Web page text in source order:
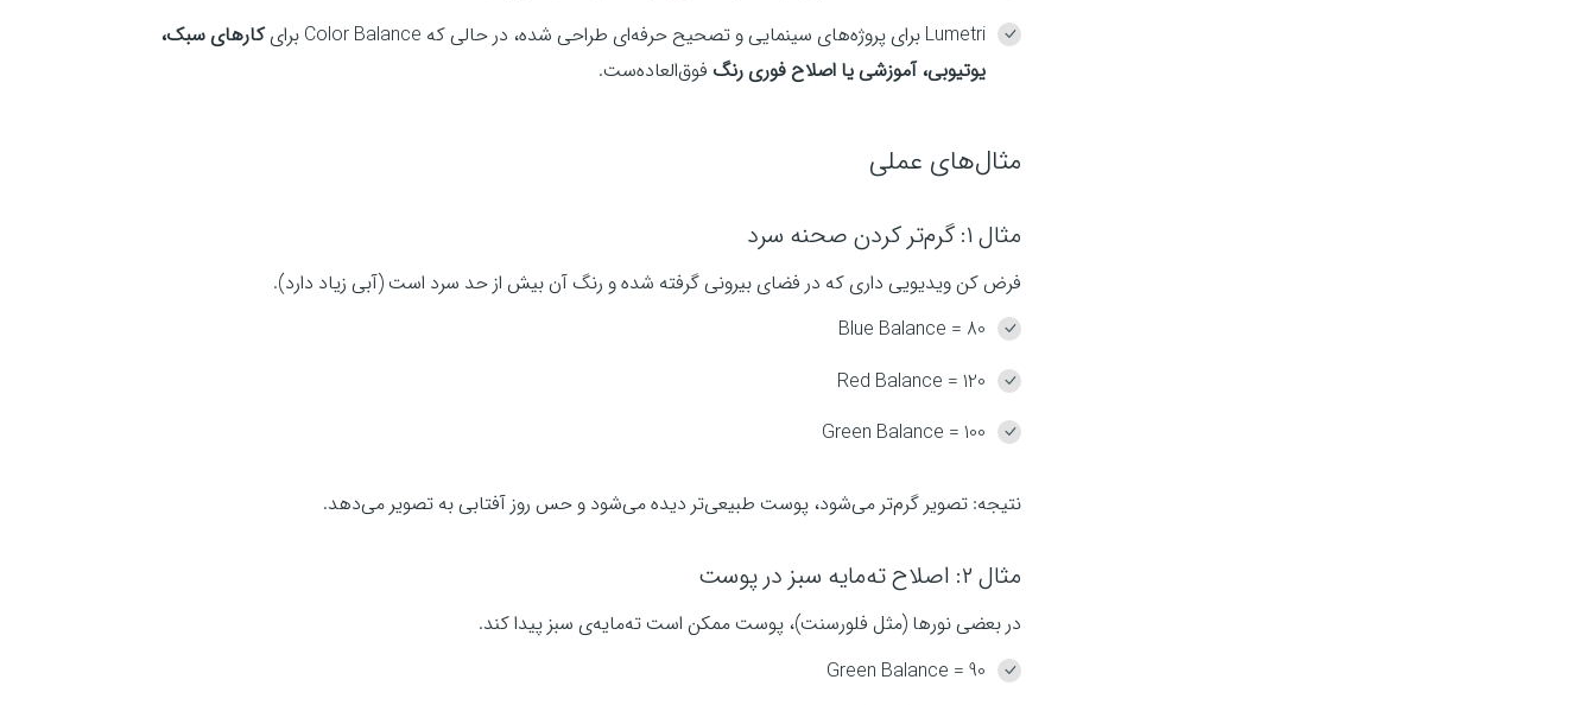
Lumetri برای پروژه‌های سینمایی و تصحیح حرفه‌ای طراحی شده، در حالی که Color Balance برای
کارهای سبک،
یوتیوبی، آموزشی یا اصلاح فوری رنگ فوق‌العاده‌ست.
مثال‌های عملی
مثال ۱: گرم‌تر کردن صحنه سرد
فرض کن ویدیویی داری که در فضای بیرونی گرفته شده و رنگ آن بیش از حد سرد است (آبی زیاد دارد).
Blue Balance = 80
Red Balance = 120
Green Balance = 100
نتیجه: تصویر گرم‌تر می‌شود، پوست طبیعی‌تر دیده می‌شود و حس روز آفتابی به تصویر می‌دهد.
مثال ۲: اصلاح ته‌مایه سبز در پوست
در بعضی نورها (مثل فلورسنت)، پوست ممکن است ته‌مایه‌ی سبز پیدا کند.
Green Balance = 90